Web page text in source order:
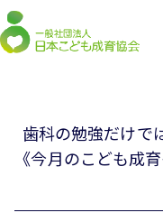
歯科の勉強だけで
《今月のこども成